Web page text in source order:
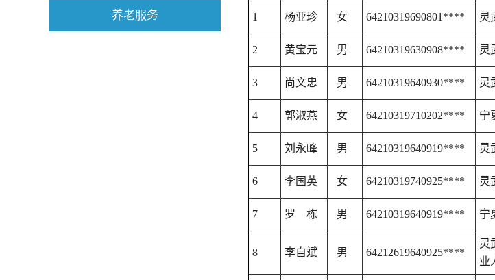
养老服务 1 杨亚珍 女 64210319690801**** 灵
2 黄宝元 男 64210319630908**** 灵
3 尚文忠 男 64210319640930**** 灵
4 郭淑燕 女 64210319710202**** 宁
5 刘永峰 男 64210319640919**** 灵
6 李国英 女 64210319740925**** 灵
7 罗 栋 男 64210319640919**** 宁
8 李自斌 男 64212619640925****
灵
业